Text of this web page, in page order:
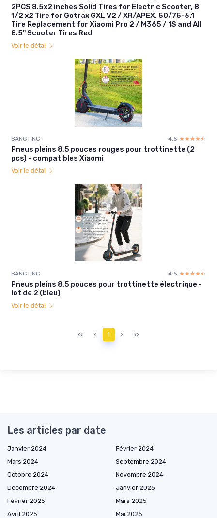
2PCS 8.5x2 inches Solid Tires for Electric Scooter, 8
1/2 x2 Tire for Gotrax GXL V2 / XR/APEX, 50/75-6.1
Tire Replacement for Xiaomi Pro 2 / M365 / 1S and All
8.5'' Scooter Tires Red
Voir le détail
BANGTING 4.5 ☆☆☆☆☆
★★★★★
Pneus pleins 8,5 pouces rouges pour trottinette (2
pcs) - compatibles Xiaomi
Voir le détail
BANGTING 4.5 ☆☆☆☆☆
★★★★★
Pneus pleins 8,5 pouces pour trottinette électrique -
lot de 2 (bleu)
Voir le détail
‹‹ ‹ 1 › ››
Les articles par date
Janvier 2024
Février 2024
Mars 2024
Septembre 2024
Octobre 2024
Novembre 2024
Décembre 2024
Janvier 2025
Février 2025
Mars 2025
Avril 2025
Mai 2025